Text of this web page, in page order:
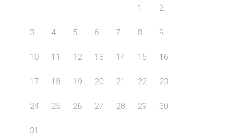
1
2
3 4 5 6 7 8 9
10 11 12 13 14 15 16
17 18 19 20 21 22 23
24 25 26 27 28 29 30
31